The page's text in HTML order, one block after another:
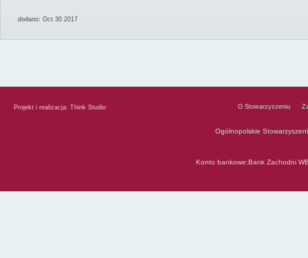
dodano: Oct 30 2017
Projekt i realizacja: Think Studio O Stowarzyszeniu
Ogólnopolskie
Konto bankowe:Bank Zachodni